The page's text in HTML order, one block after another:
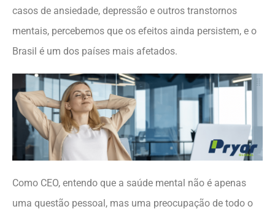
casos de ansiedade, depressão e outros transtornos
mentais, percebemos que os efeitos ainda persistem, e o
Brasil é um dos países mais afetados.
Como CEO, entendo que a saúde mental não é apenas
uma questão pessoal, mas uma preocupação de todo o